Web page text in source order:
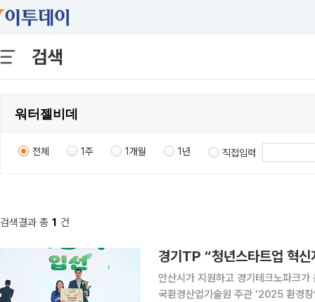
검색
전체 1주 1개월 1년 직접입력
검색결과 총 1 건
경기TP “청년스타트업 혁
안산시가 지원하고 경기테크노파크
국환경산업기술원 주관 ‘2025 환경창업